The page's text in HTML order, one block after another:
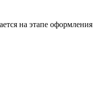
на этапе оформления